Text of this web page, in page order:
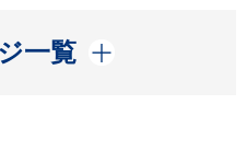
一覧
開く